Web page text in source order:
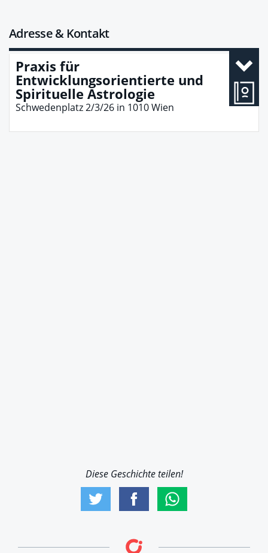
Adresse & Kontakt
Praxis für
Entwicklungsorientierte und
Spirituelle Astrologie
Schwedenplatz 2/3/26 in 1010Wien
Diese Geschichte teilen!